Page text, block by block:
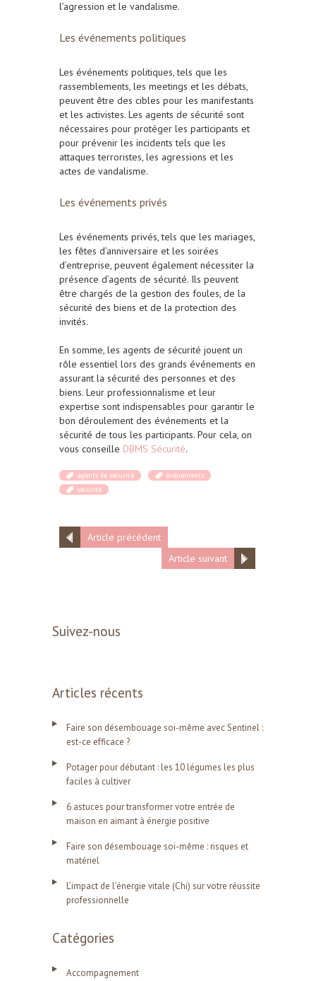
l’agression et le vandalisme.
Les événements politiques
Les événements politiques, tels que les
rassemblements, les meetings et les débats,
peuvent être des cibles pour les manifestants
et les activistes. Les agents de sécurité sont
nécessaires pour protéger les participants et
pour prévenir les incidents tels que les
attaques terroristes, les agressions et les
actes de vandalisme.
Les événements privés
Les événements privés, tels que les mariages,
les fêtes d’anniversaire et les soirées
d’entreprise, peuvent également nécessiter la
présence d’agents de sécurité. Ils peuvent
être chargés de la gestion des foules, de la
sécurité des biens et de la protection des
invités.
En somme, les agents de sécurité jouent un
rôle essentiel lors des grands événements en
assurant la sécurité des personnes et des
biens. Leur professionnalisme et leur
expertise sont indispensables pour garantir le
bon déroulement des événements et la
sécurité de tous les participants. Pour cela, on
vous conseille DBMS Sécurité.
agents de sécurité
événements
sécurité
Article précédent
Article suivant
Suivez-nous
Articles récents
Faire son désembouage soi-même avec Sentinel :
est-ce efficace ?
Potager pour débutant : les 10 légumes les plus
faciles à cultiver
6 astuces pour transformer votre entrée de
maison en aimant à énergie positive
Faire son désembouage soi-même : risques et
matériel
L’impact de l’énergie vitale (Chi) sur votre réussite
professionnelle
Catégories
Accompagnement